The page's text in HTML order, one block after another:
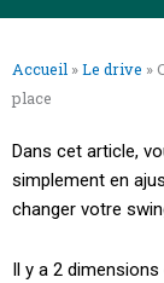
Accueil »Le drive »
place
Dans cet article,
simplement en
changer votre
Il y a 2